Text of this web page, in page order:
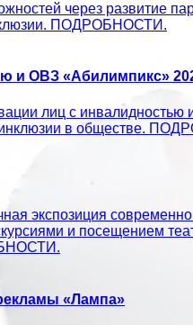
через развитие
ПОДРОБНОСТИ.
и ОВЗ «Абилимпикс»
лиц с инвалидностью
инклюзии в
экспозиция
и посещением
«Лампа»